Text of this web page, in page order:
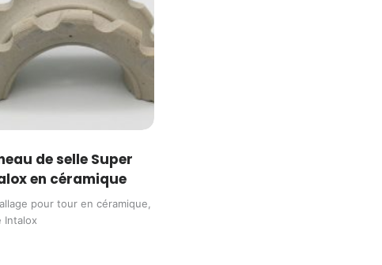
de selle Super
en céramique
pour tour en céramique
Intalox